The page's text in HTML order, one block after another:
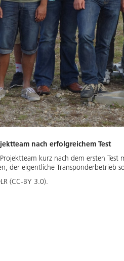
nach erfolgreichem Test
Projektteam kurz nach dem ersten
der eigentliche Transponderbetrieb
(CC-BY 3.0).